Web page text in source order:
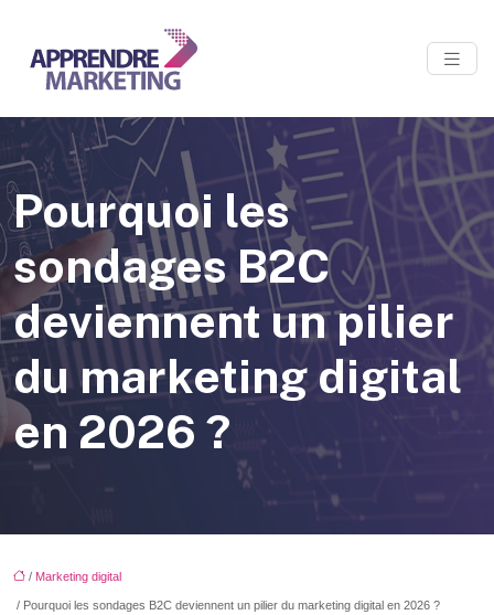
Pourquoi les
sondages B2C
deviennent un pilier
du marketing digital
en 2026 ?
/ Marketing digital
/ Pourquoi les sondages B2C deviennent un pilier du marketing digital en 2026 ?